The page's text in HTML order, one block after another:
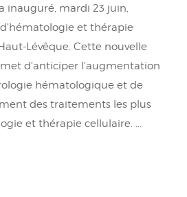
inauguré, mardi 23 juin,
d'hématologie et thérapie
Lévêque. Cette nouvelle
d'anticiper l'augmentation
hématologique et de
des traitements les plus
et thérapie cellulaire. ...